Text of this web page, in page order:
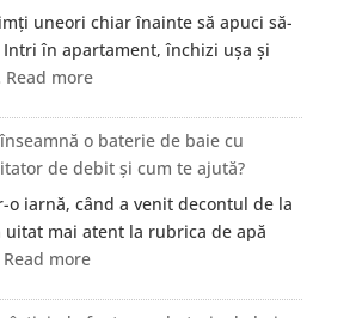
uneori chiar înainte să apuci să-
Intri în apartament, închizi ușa și
Read more:
se
elimină
mirosul
de
igrasie
un
o baterie de baie cu
de debit și cum te ajută?
o iarnă, când a venit decontul de la
uitat mai atent la rubrica de apă
Read more:
înseamnă